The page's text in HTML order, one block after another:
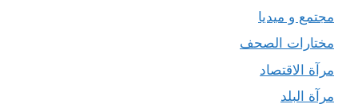
مجتمع و ميديا
مختارات الصحف
مرآة الاقتصاد
مرآة البلد